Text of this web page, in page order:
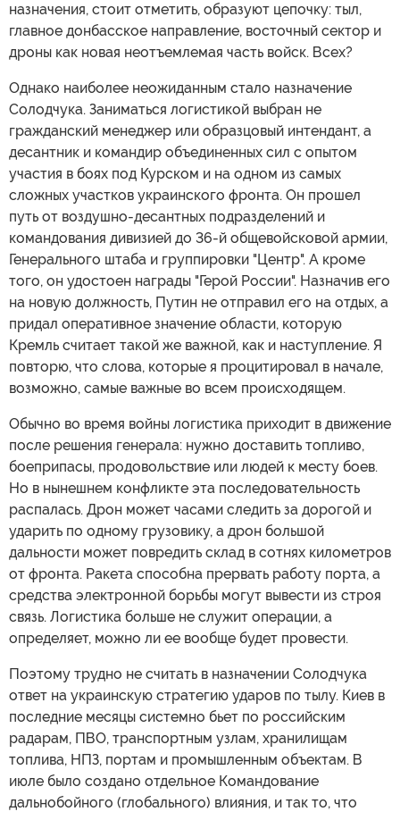
назначения, стоит отметить, образуют цепочку: тыл,
главное донбасское направление, восточный сектор и
дроны как новая неотъемлемая часть войск. Всех?
Однако наиболее неожиданным стало назначение
Солодчука. Заниматься логистикой выбран не
гражданский менеджер или образцовый интендант, а
десантник и командир объединенных сил с опытом
участия в боях под Курском и на одном из самых
сложных участков украинского фронта. Он прошел
путь от воздушно-десантных подразделений и
командования дивизией до 36-й общевойсковой армии,
Генерального штаба и группировки "Центр". А кроме
того, он удостоен награды "Герой России". Назначив его
на новую должность, Путин не отправил его на отдых, а
придал оперативное значение области, которую
Кремль считает такой же важной, как и наступление. Я
повторю, что слова, которые я процитировал в начале,
возможно, самые важные во всем происходящем.
Обычно во время войны логистика приходит в движение
после решения генерала: нужно доставить топливо,
боеприпасы, продовольствие или людей к месту боев.
Но в нынешнем конфликте эта последовательность
распалась. Дрон может часами следить за дорогой и
ударить по одному грузовику, а дрон большой
дальности может повредить склад в сотнях километров
от фронта. Ракета способна прервать работу порта, а
средства электронной борьбы могут вывести из строя
связь. Логистика больше не служит операции, а
определяет, можно ли ее вообще будет провести.
Поэтому трудно не считать в назначении Солодчука
ответ на украинскую стратегию ударов по тылу. Киев в
последние месяцы системно бьет по российским
радарам, ПВО, транспортным узлам, хранилищам
топлива, НПЗ, портам и промышленным объектам. В
июле было создано отдельное Командование
дальнобойного (глобального) влияния, и так то, что